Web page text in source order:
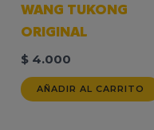
WANG TUKONG
ORIGINAL
$ 4.000
AÑADIR AL CARRITO